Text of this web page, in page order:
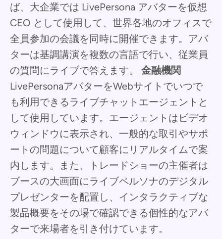
ば、大企業では LivePersona アバターを仮想
CEO として使用して、世界各地のオフィスで
全員参加の会議を同時に開催できます。アバ
ターは基調講演を複数の言語で行い、従業員
の質問にライブで答えます。 金融機関
LivePersonaアバターをWebサイトでいつで
も利用できるライブチャットエージェントと
して使用しています。エージェントはビデオ
ウィンドウに表示され、一般的な取引やサポ
ートの問題について顧客にリアルタイムで案
内します。また、トレードショーの主催者は
ブースの大画面にライブペルソナのデジタル
プレゼンターを配置し、インタラクティブな
製品概要をその場で確認できる個性的なアバ
ターで来場者を引き付けています。